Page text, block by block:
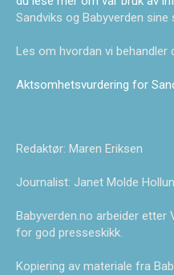
Sandviks og Babyverden sine
Les om hvordan vi behandler
Aktsomhetsvurdering for
Redaktør: Maren Eriksen
Journalist: Janet Molde
Babyverden.no arbeider
for god presseskikk.
Kopiering av materiale fra